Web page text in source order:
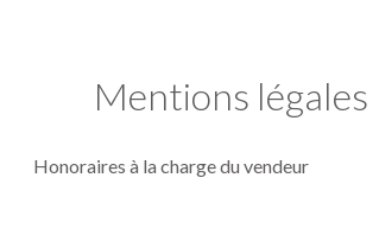
Mentions légales
Honoraires à la charge du vendeur